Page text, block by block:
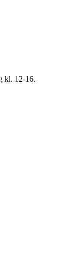
kl. 12-16.